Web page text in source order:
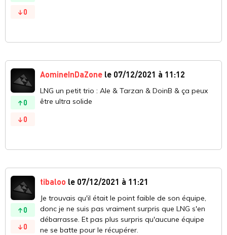
0
0
0
AomineInDaZone le 07/12/2021 à 11:12
LNG un petit trio : Ale & Tarzan & DoinB & ça peux
être ultra solide
0
0
tibaloo le 07/12/2021 à 11:21
Je trouvais qu'il était le point faible de son équipe,
donc je ne suis pas vraiment surpris que LNG s'en
débarrasse. Et pas plus surpris qu'aucune équipe
ne se batte pour le récupérer.